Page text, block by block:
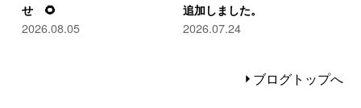
せ 🌻
2026.08.05
追加しました。
2026.07.24
ブログトップへ